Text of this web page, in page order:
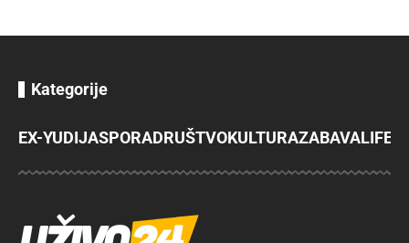
Kategorije
EX-YUDIJASPORADRUŠTVOKULTURAZABAVA